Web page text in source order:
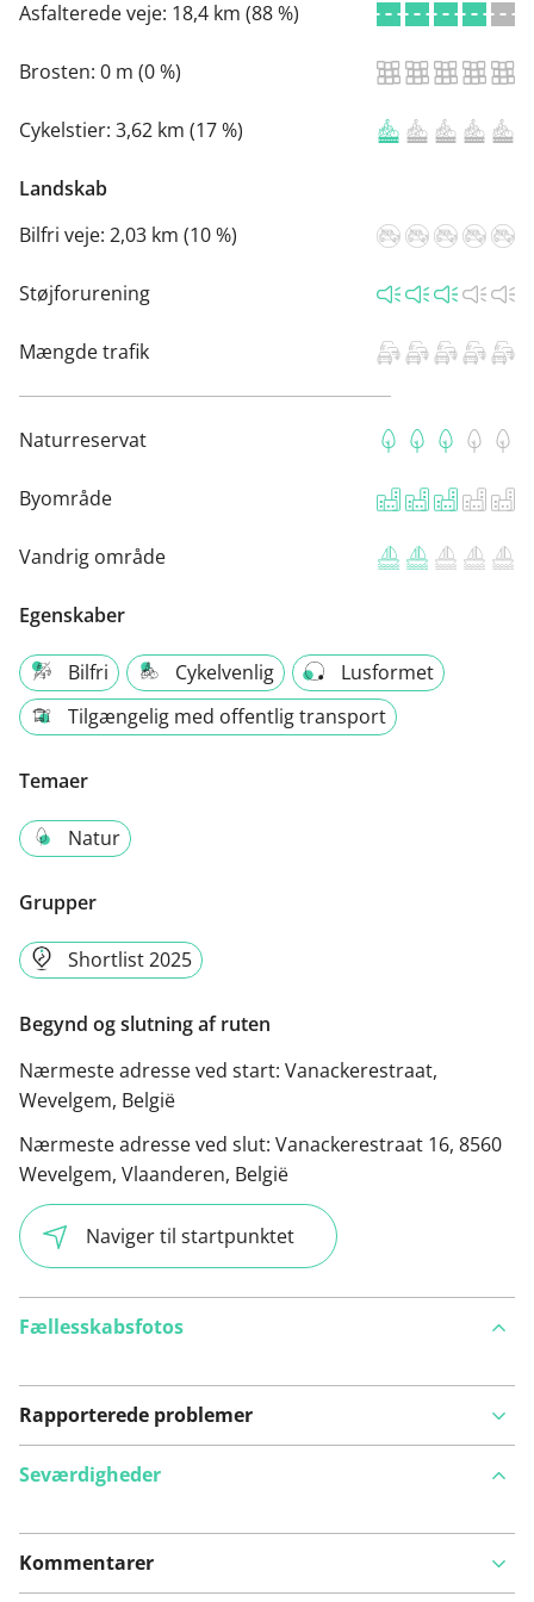
Asfalterede veje: 18,4 km (88 %)
Brosten: 0 m (0 %)
Cykelstier: 3,62 km (17 %)
Landskab
Bilfri veje: 2,03 km (10 %)
Støjforurening
Mængde trafik
Naturreservat
Byområde
Vandrig område
Egenskaber
Bilfri Cykelvenlig
Lusformet
Tilgængelig med offentlig transport
Temaer
Natur
Grupper
Shortlist 2025
Begynd og slutning af ruten
Nærmeste adresse ved start: Vanackerestraat,
Wevelgem, België
Nærmeste adresse ved slut: Vanackerestraat 16, 8560
Wevelgem, Vlaanderen, België
Naviger til startpunktet
Fællesskabsfotos
Rapporterede problemer
Se på kort
Seværdigheder
Kommentarer